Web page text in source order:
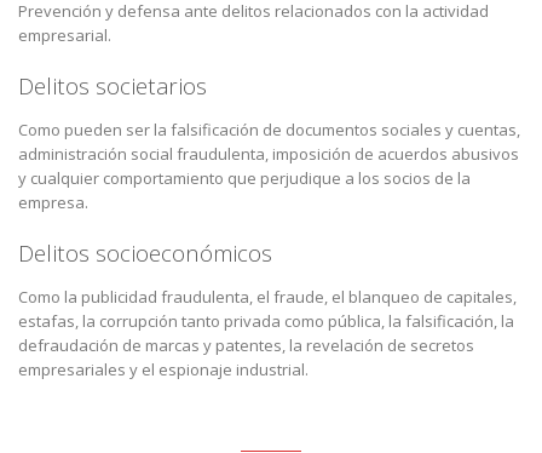
Prevención y defensa ante delitos relacionados con la actividad
empresarial.
Delitos societarios
Como pueden ser la falsificación de documentos sociales y cuentas,
administración social fraudulenta, imposición de acuerdos abusivos
y cualquier comportamiento que perjudique a los socios de la
empresa.
Delitos socioeconómicos
Como la publicidad fraudulenta, el fraude, el blanqueo de capitales,
estafas, la corrupción tanto privada como pública, la falsificación, la
defraudación de marcas y patentes, la revelación de secretos
empresariales y el espionaje industrial.